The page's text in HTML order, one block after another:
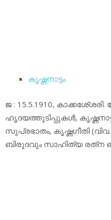
കൃഷ്ണനാട്ടം
ജ : 15.5.1910,
ഹൃദയത്തുടിപ്പുകള്‍,
സുപ്രഭാതം, കൃഷ്ണഗീതി
ബിരുദവും സാഹിത്യ രത്‌ന